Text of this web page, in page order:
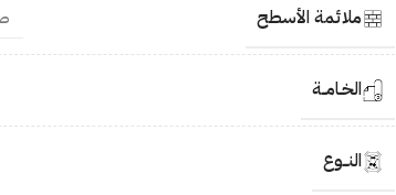
ملائمة الأسطح
الخـامــة
النــوع